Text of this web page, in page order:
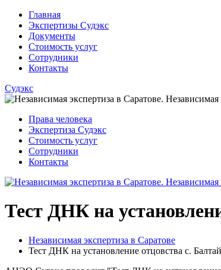
Главная
Экспертизы Судэкс
Документы
Стоимость услуг
Сотрудники
Контакты
Судэкс
Права человека
Экспертиза Судэкс
Стоимость услуг
Сотрудники
Контакты
Тест ДНК на
Независимая экспертиза в Саратове
Тест ДНК на установление отцовства с. Балтай